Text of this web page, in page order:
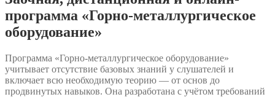
программа «Горно-металлургическое
оборудование»
Программа «Горно-металлургическое оборудование»
учитывает отсутствие базовых знаний у слушателей и
включает всю необходимую теорию — от основ до
продвинутых навыков. Она разработана с учётом требований